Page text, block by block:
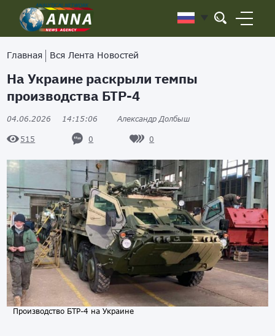
Главная Вся Лента Новостей
На Украине раскрыли темпы
производства БТР-4
04.06.2026 14:15:06 Александр Долбыш
515 0 0
Производство БТР-4 на Украине